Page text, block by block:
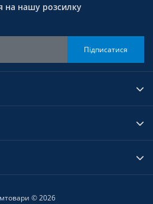
на нашу розсилку
Підписатися
© 2026